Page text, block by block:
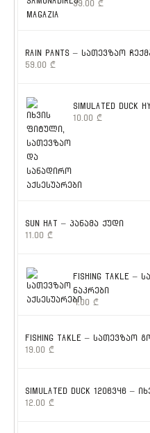
39.00 ₾
RAIN PANTS – სათევზაო
59.00 ₾
SIMULATED
10.00 ₾
SUN HAT – პანამა ქუდი
11.00 ₾
FISHING TAKLE –
ნაკრები
4.00 ₾
FISHING TAKLE – სათევზაო
19.00 ₾
SIMULATED DUCK 1206346 –
12.00 ₾